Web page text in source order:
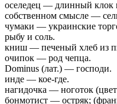
оселедец — длинный клок
собственном смысле —
чумаки — украинские
рыбу и соль.
книш — печеный хлеб из
очипок — род чепца.
Dominus (лат.) — господи.
инде — кое-где.
нагидочка — ноготок
бонмотист — остряк;